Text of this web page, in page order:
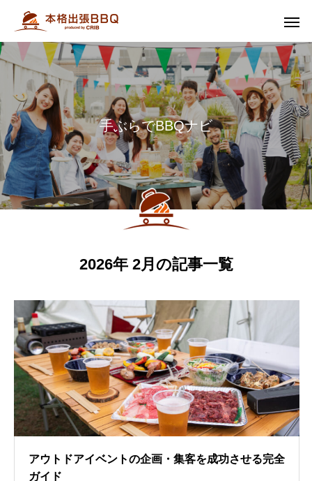
手ぶらでBBQナ ビ
2026年 2月の記事一覧
アウトドアイベントの企画・集客を成功させる完全
ガイド